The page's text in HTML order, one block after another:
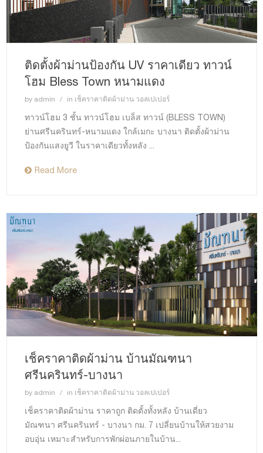
ติดตั้งผ้าม่านป้องกัน UV ราคาเดียว ทาวน์
โฮม Bless Town หนามแดง
by admin in เช็คราคาติดผ้าม่าน วอลเปเปอร์
ทาวน์โฮม 3 ชั้น ทาวน์โฮม เบล็ส ทาวน์ (BLESS TOWN)
ย่านศรีนครินทร์-หนามแดง ใกล้เมกะ บางนา ติดตั้งผ้าม่าน
ป้องกันแสงยูวี ในราคาเดียวทั้งหลัง ...
Read More
เช็คราคาติดผ้าม่าน บ้านมัณฑนา
ศรีนครินทร์-บางนา
by admin in เช็คราคาติดผ้าม่าน วอลเปเปอร์
เช็คราคาติดผ้าม่าน ราคาถูก ติดตั้งทั้งหลัง บ้านเดี่ยว
มัณฑนา ศรีนครินทร์ - บางนา กม. 7 เปลี่ยนบ้านให้สวยงาม
อบอุ่น เหมาะสำหรับการพักผ่อนภายในบ้าน...